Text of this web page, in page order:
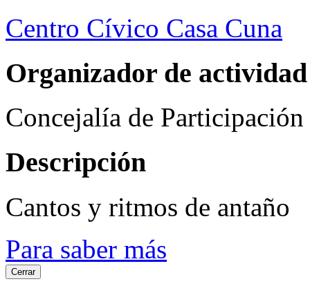
Centro Cívico Casa Cuna
Organizador de actividad
Concejalía de
Descripción
Cantos y ritmos de antaño
Para saber más
Cerrar